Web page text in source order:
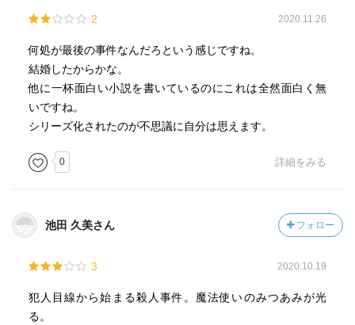
「妖怪屋敷」とか呼ばれている。広大だが特に金持ちとい
は聡介、鉄二、マリィの三人だけ。
【八王子署】聡介や綾乃ちゃんが勤めている。ザルな捜査
をする。聡介は意外に頑張っているほうだ。
【椿木綾乃／つばき・あやの】警部。通称「八王寺署の椿
姫」。メガネ美女。三十九歳。結婚願望強し。容疑者にす
が高い。単純なタイプで「簡単な難事件」向きだが「ちょ
金持ちの容疑者と出会いためではないかとの疑いがあり部
下たちはそう呼んでいる。彼女が惚れた男が犯人である確
率は非常に高く、ある意味優秀なのかも。
普通に捜査しようとするがいかんせんチカラが足りない。
《八王子署刑事課において常に底辺に位置する》第四巻
2 2020.11.26
何処が最後の事件なんだろという感じですね。
結婚したからかな。
他に一杯面白い小説を書いているのにこれは全然面白く無
いですね。
シリーズ化されたのが不思議に自分は思えます。
0 詳細をみる
池田 久美さん フォロー
3 2020.10.19
犯人目線から始まる殺人事件。魔法使いのみつあみが光
る。